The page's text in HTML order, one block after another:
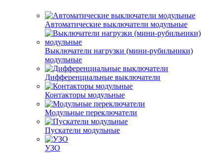
Автоматические выключатели модульные
Выключатели нагрузки (мини-рубильники)
модульные
Дифференциальные выключатели
Контакторы модульные
Модульные переключатели
Пускатели модульные
УЗО